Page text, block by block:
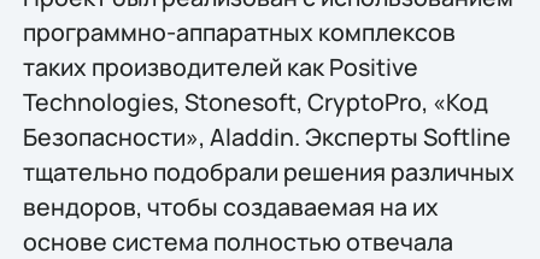
программно-аппаратных комплексов
таких производителей как Positive
Technologies, Stonesoft, CryptoPro, «Код
Безопасности», Aladdin. Эксперты Softline
тщательно подобрали решения различных
вендоров, чтобы создаваемая на их
основе система полностью отвечала